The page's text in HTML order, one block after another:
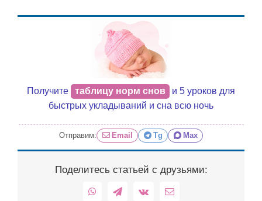
Получите таблицу норм снов
и 5 уроков для
быстрых укладываний и сна всю ночь
Отправим: Email Tg Max
Поделитесь статьей с друзьями:
WhatsAppTelegram
Vk Email